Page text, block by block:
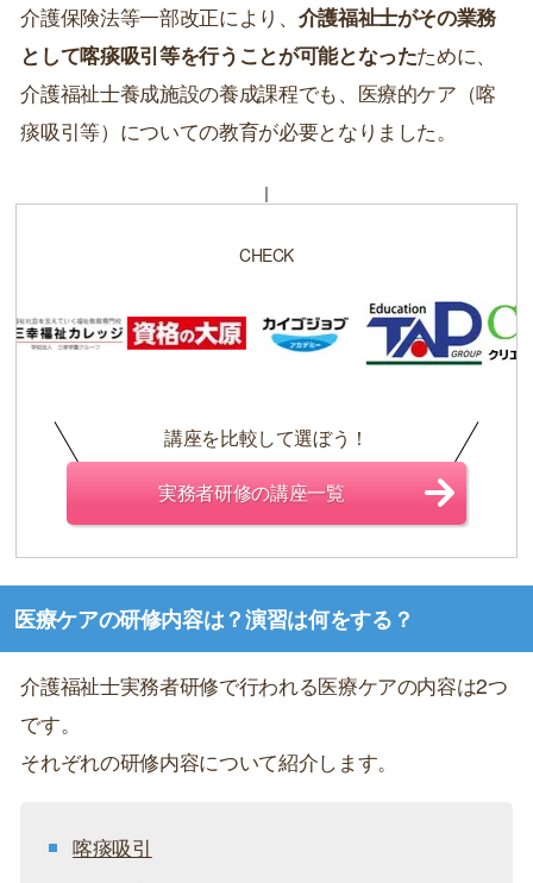
介護保険法等一部改正により、 介護福祉士がその業務
として喀痰吸引等を行うことが可能となったために、
介護福祉士養成施設の養成課程でも、医療的ケア（喀
痰吸引等）についての教育が必要となりました。
CHECK
講座を比較して選ぼう！
実務者研修の講座一覧
医療ケアの研修内容は？演習は何をする？
介護福祉士実務者研修で行われる医療ケアの内容は2つ
です。
それぞれの研修内容について紹介します。
喀痰吸引